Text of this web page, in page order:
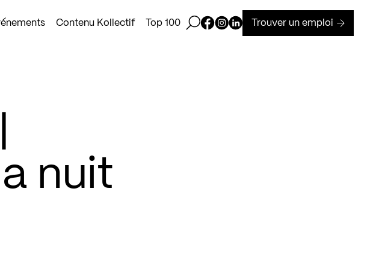
Contenu Kollectif Top 100 Ouvrir la barre de recherche
Page Facebook de Kollectif
Page Instagram de Kollectif
Page Linkedin de Kollectif
Trouver un emploi
nuit